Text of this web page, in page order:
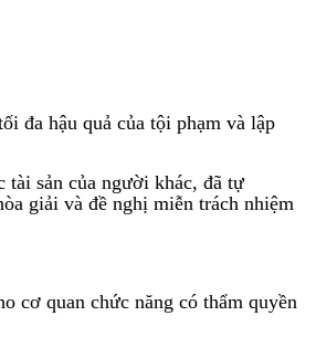
đa hậu quả của tội phạm và lập
tài sản của người khác, đã tự
giải và đề nghị miễn trách nhiệm
cơ quan chức năng có thẩm quyền